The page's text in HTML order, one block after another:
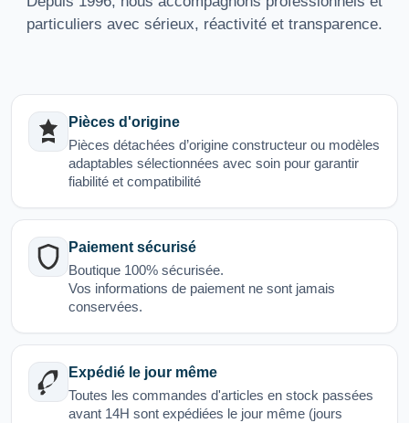
particuliers avec sérieux, réactivité et transparence.
Pièces d'origine
Pièces détachées d’origine constructeur ou modèles
adaptables sélectionnées avec soin pour garantir
fiabilité et compatibilité
Paiement sécurisé
Boutique 100% sécurisée.
Vos informations de paiement ne sont jamais
conservées.
Expédié le jour même
Toutes les commandes d'articles en stock passées
avant 14H sont expédiées le jour même (jours